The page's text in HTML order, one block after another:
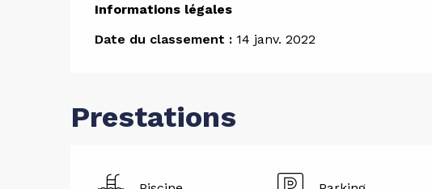
Informations légales
Informations légales
Date du classement : 14 janv. 2022
Prestations